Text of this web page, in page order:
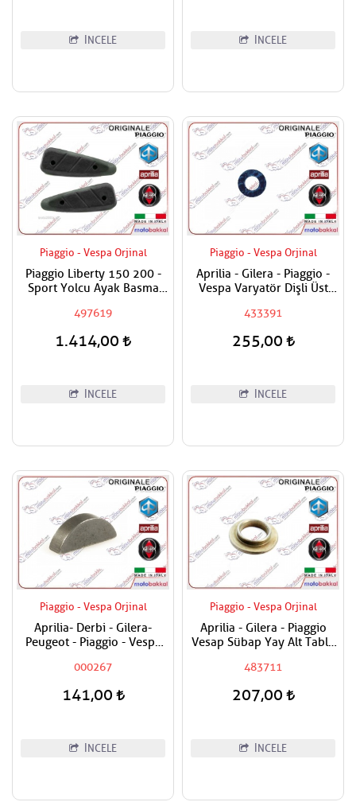
İNCELE İNCELE
Piaggio - Vespa Orjinal
Piaggio Liberty 150 200 -
Sport Yolcu Ayak Basma
497619
1.414,00
İNCELE
Piaggio - Vespa Orjinal
Aprilia - Gilera - Piaggio -
Vespa Varyatör Dişli Üst
433391
255,00
İNCELE
Piaggio - Vespa Orjinal
Aprilia- Derbi - Gilera-
Peugeot - Piaggio - Vespa
000267
141,00
İNCELE
Piaggio - Vespa Orjinal
Aprilia - Gilera - Piaggio
Vesap Sübap Yay Alt Tabla
483711
207,00
İNCELE